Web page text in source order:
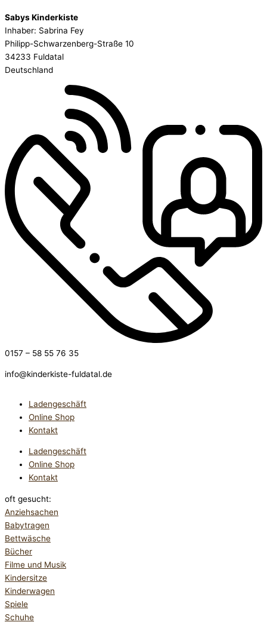
Sabys Kinderkiste
Inhaber: Sabrina Fey
Philipp-Schwarzenberg-Straße 10
34233 Fuldatal
Deutschland
0157 – 58 55 76 35
info@kinderkiste-fuldatal.de
Ladengeschäft
Online Shop
Kontakt
Ladengeschäft
Online Shop
Kontakt
oft gesucht:
Anziehsachen
Babytragen
Bettwäsche
Bücher
Filme und Musik
Kindersitze
Kinderwagen
Spiele
Schuhe